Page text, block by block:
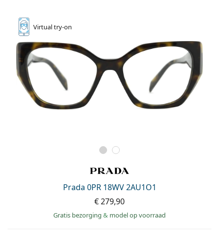
Virtualtry-on
Prada 0PR 18WV 2AU1O1
€ 279,90
Gratis bezorging & model op voorraad